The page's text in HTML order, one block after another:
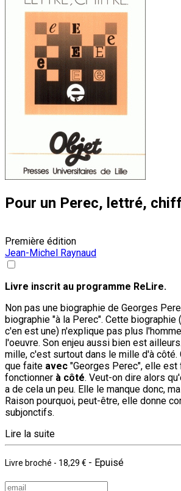
Pour un Perec, lettré,
Première édition
Jean-Michel Raynaud
Livre inscrit au programme ReLire.
Non pas une biographie de Georges
biographie "à la Perec". Cette biographie
c'en est une) n'explique pas plus
l'oeuvre. Son enjeu aussi bien est
mille, c'est surtout dans le mille d'à côté.
que faite avec "Georges Perec", elle
fonctionner à côté. Veut-on dire alors
a de cela un peu. Elle le manque donc,
Raison pourquoi, peut-être, elle donne
subjonctifs.
Lire la suite
Livre broché - 18,29 € - Epuisé